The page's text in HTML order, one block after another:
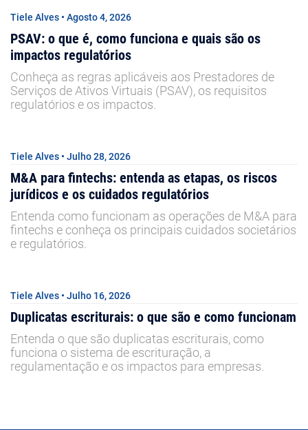
Tiele Alves • Agosto 4, 2026
PSAV: o que é, como funciona e quais são os
impactos regulatórios
Conheça as regras aplicáveis aos Prestadores de
Serviços de Ativos Virtuais (PSAV), os requisitos
regulatórios e os impactos.
Tiele Alves • Julho 28, 2026
M&A para fintechs: entenda as etapas, os riscos
jurídicos e os cuidados regulatórios
Entenda como funcionam as operações de M&A para
fintechs e conheça os principais cuidados societários
e regulatórios.
Tiele Alves • Julho 16, 2026
Duplicatas escriturais: o que são e como funcionam
Entenda o que são duplicatas escriturais, como
funciona o sistema de escrituração, a
regulamentação e os impactos para empresas.